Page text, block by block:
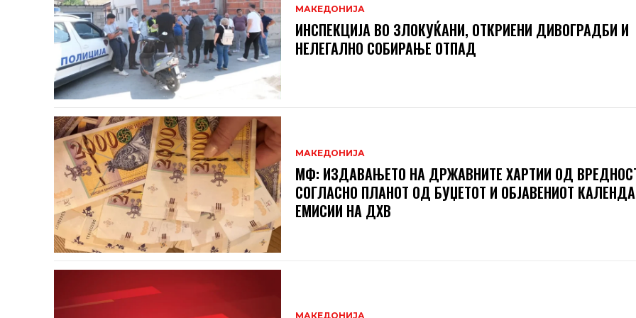
МАКЕДОНИЈА
ИНСПЕКЦИЈА ВО ЗЛОКУЌАНИ, ОТКРИЕНИ ДИВОГРАДБИ И
НЕЛЕГАЛНО СОБИРАЊЕ ОТПАД
МАКЕДОНИЈА
МФ: ИЗДАВАЊЕТО НА ДРЖАВНИТЕ ХАРТИИ ОД
СОГЛАСНО ПЛАНОТ ОД БУЏЕТОТ И ОБЈАВЕНИОТ
ЕМИСИИ НА ДХВ
МАКЕДОНИЈА